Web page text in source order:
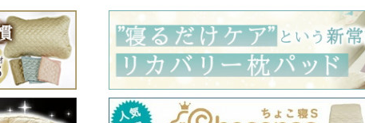
70cm幅 ミニシングル
75cm幅 ショートセミシ
ングル
80cm幅 セミシングル
ズ敷パッド
ド
ド
ド
ド
ド
コットン 掛け布団カバー ジュニア 掛け布団カバー
シングル 掛け布団カバー
シングルロング 掛け布団
カバー
セミダブル 掛け布団カバ
ー
ダブル 掛け布団カバー
ダブルロング 掛け布団カ
バー
クィーン 掛け布団カバー
暖か 掛け布団カバー
敷布団カバー ジュニア 敷布団カバー
セミシングル 敷布団カバ
ー
シングル 敷布団カバー
シングルロング 敷布団カ
バー
ダブル 敷布団カバー
枕カバー 35x50cm 枕カバー
43x63cm 枕カバー
50x70cm 枕カバー
シルク 枕カバー
BOXシーツ シングル BOXシーツ
シングルロング BOXシー
ツ
セミダブル BOXシーツ
ダブル BOXシーツ
スーパーロング BOXシー
ツ
防ダニカバー
クッションカバー
オーガニックコットン
カバーセット カバー2点セット
カバー3点セット
小さめ 35×50cm
やや小さめ 35×55cm
普通 43×63cm
大きめ 50×70cm
パイプ枕
高反発枕
低反発枕
機能性枕・その他枕ハーフサイズ
シングルサイズ
セミダブルサイズ
ダブルサイズ
接触冷感
天然素材 綿100%